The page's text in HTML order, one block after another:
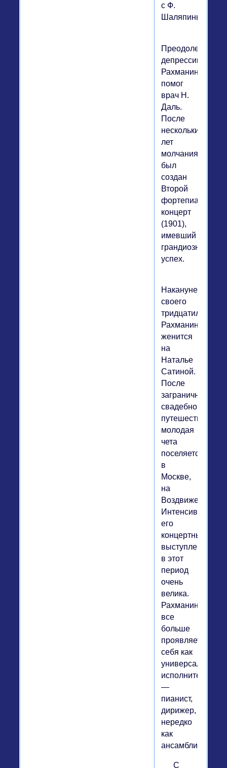
с Ф.
Шаляпиным.
Преодолеть
депрессию
Рахманинову
помог
врач Н.
Даль.
После
нескольких
лет
молчания
был
создан
Второй
фортепианный
концерт
(1901),
имевший
грандиозный
успех.
Накануне
своего
тридцатилетия
Рахманинов
женится
на
Наталье
Сатиной.
После
заграничного
свадебного
путешествия
молодая
чета
поселяется
в
Москве,
на
Воздвиженке.
Интенсивность
его
концертных
выступлений
в этот
период
очень
велика.
Рахманинов
все
больше
проявляет
себя как
универсальный
исполнитель
—
пианист,
дирижер,
нередко
как
ансамблист.
С